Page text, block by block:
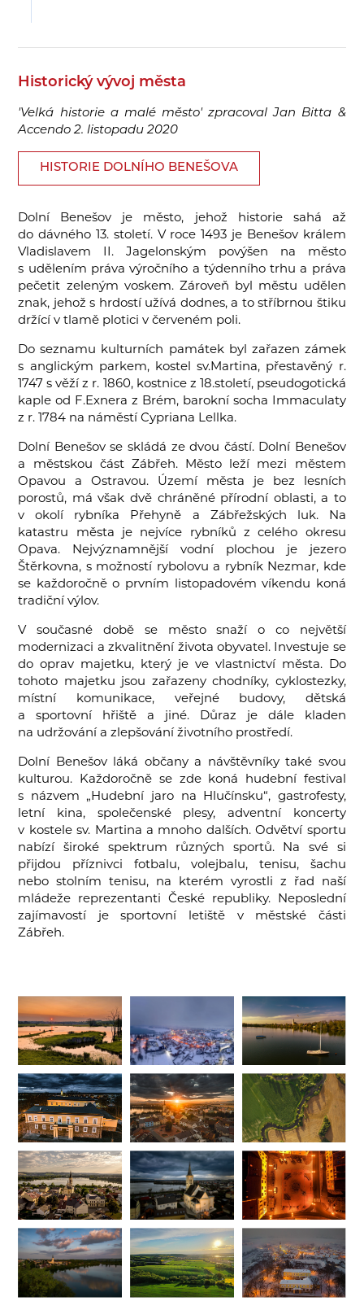
Historický vývoj města
'Velká historie a malé město' zpracoval Jan Bitta &
Accendo2. listopadu 2020
HISTORIE DOLNÍHO BENEŠOVA
Dolní Benešov je město, jehož historie sahá až
do dávného 13. století. V roce 1493 je Benešov králem
Vladislavem II. Jagelonským povýšen na město
s udělením práva výročního a týdenního trhu a práva
pečetit zeleným voskem. Zároveň byl městu udělen
znak, jehož s hrdostí užívá dodnes, a to stříbrnou štiku
držící v tlamě plotici v červeném poli.
Do seznamu kulturních památek byl zařazen zámek
s anglickým parkem, kostel sv.Martina, přestavěný r.
1747 s věží z r. 1860, kostnice z 18.století, pseudogotická
kaple od F.Exnera z Brém, barokní socha Immaculaty
z r. 1784 na náměstí Cypriana Lellka.
Dolní Benešov se skládá ze dvou částí. Dolní Benešov
a městskou část Zábřeh. Město leží mezi městem
Opavou a Ostravou. Území města je bez lesních
porostů, má však dvě chráněné přírodní oblasti, a to
v okolí rybníka Přehyně a Zábřežských luk. Na
katastru města je nejvíce rybníků z celého okresu
Opava. Nejvýznamnější vodní plochou je jezero
Štěrkovna, s možností rybolovu a rybník Nezmar, kde
se každoročně o prvním listopadovém víkendu koná
tradiční výlov.
V současné době se město snaží o co největší
modernizaci a zkvalitnění života obyvatel. Investuje se
do oprav majetku, který je ve vlastnictví města. Do
tohoto majetku jsou zařazeny chodníky, cyklostezky,
místní komunikace, veřejné budovy, dětská
a sportovní hřiště a jiné. Důraz je dále kladen
na udržování a zlepšování životního prostředí.
Dolní Benešov láká občany a návštěvníky také svou
kulturou. Každoročně se zde koná hudební festival
s názvem „Hudební jaro na Hlučínsku“, gastrofesty,
letní kina, společenské plesy, adventní koncerty
v kostele sv. Martina a mnoho dalších. Odvětví sportu
nabízí široké spektrum různých sportů. Na své si
přijdou příznivci fotbalu, volejbalu, tenisu, šachu
nebo stolním tenisu, na kterém vyrostli z řad naší
mládeže reprezentanti České republiky. Neposlední
zajímavostí je sportovní letiště v městské části
Zábřeh.